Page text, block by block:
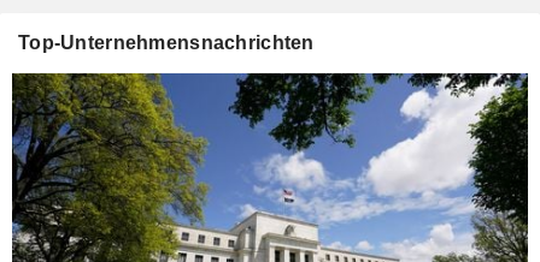
Top-Unternehmensnachrichten